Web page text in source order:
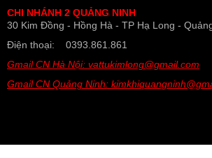
CHI NHÁNH 2 QUẢNG NINH
30 Kim Đồng - Hồng Hà - TP Hạ Long -
Điện thoại: 0393.861.861
Gmail CN Hà Nội: vattukimlong@gmail.com
Gmail CN Quảng Ninh: